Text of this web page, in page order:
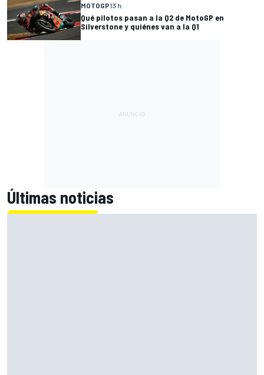
MOTOGP13 h
Qué pilotos pasan a la Q2 de MotoGP en
Silverstone y quiénes van a la Q1
Últimas noticias